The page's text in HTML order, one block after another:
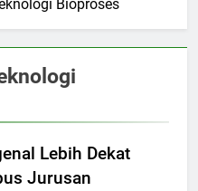
Bioproses
Lebih Dekat
Jurusan